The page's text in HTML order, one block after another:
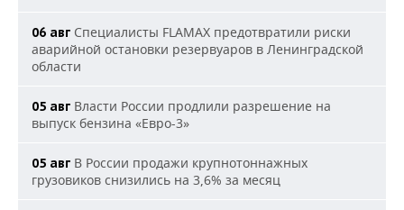
06 авг Специалисты FLAMAX предотвратили риски
аварийной остановки резервуаров в Ленинградской
области
05 авг Власти России продлили разрешение на
выпуск бензина «Евро-3»
05 авг В России продажи крупнотоннажных
грузовиков снизились на 3,6% за месяц